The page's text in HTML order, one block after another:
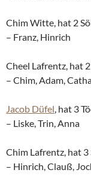
Chim Witte, hat 2
– Franz, Hinrich
Cheel Lafrentz, hat
– Chim, Adam,
Jacob Düfel, hat 3
– Liske, Trin, Anna
Chim Lafrentz, hat
– Hinrich, Clauß,